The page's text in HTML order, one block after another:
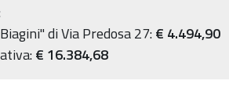
di Via Predosa 27:€ 4.494,90
€ 16.384,68